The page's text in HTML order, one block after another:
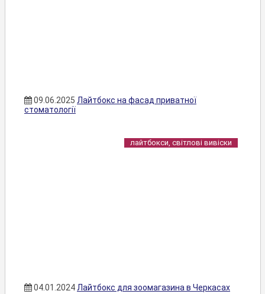
09.06.2025 Лайтбокс на фасад приватної
стоматології
лайтбокси, світлові вивіски
04.01.2024Лайтбокс для зоомагазина в Черкасах